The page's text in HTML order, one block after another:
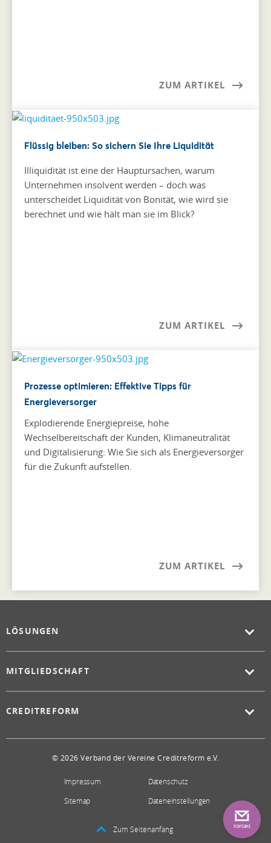
ZUM ARTIKEL
Flüssig bleiben: So sichern Sie Ihre Liquidität
Illiquidität ist eine der Hauptursachen, warum
Unternehmen insolvent werden – doch was
unterscheidet Liquidität von Bonität, wie wird sie
berechnet und wie hält man sie im Blick?
ZUM ARTIKEL
Prozesse optimieren: Effektive Tipps für
Energieversorger
Explodierende Energiepreise, hohe
Wechselbereitschaft der Kunden, Klimaneutralität
und Digitalisierung: Wie Sie sich als Energieversorger
für die Zukunft aufstellen.
ZUM ARTIKEL
LÖSUNGEN
MITGLIEDSCHAFT
CREDITREFORM
© 2026 Verband der Vereine Creditreform e.V.
Impressum
Datenschutz
Sitemap
Dateneinstellungen
Zum Seitenanfang Kontakt